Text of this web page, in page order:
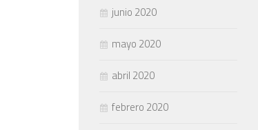
junio 2020
mayo 2020
abril 2020
febrero 2020